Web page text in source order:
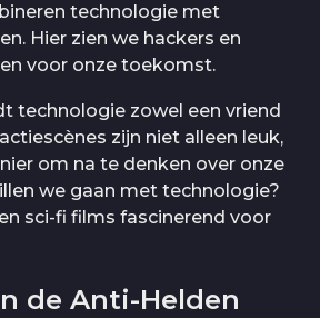
technologie met
Hier zien we hackers en
voor onze toekomst.
technologie zowel een vriend
zijn niet alleen leuk,
om na te denken over onze
we gaan met technologie?
sci-fi films fascinerend voor
de Anti-Helden